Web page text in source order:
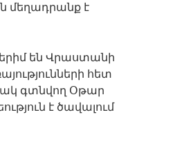
մեղադրանք է
են Վրաստանի
հետ
գտնվող Օթար
է ծավալում